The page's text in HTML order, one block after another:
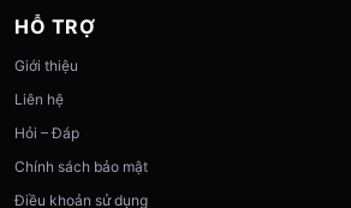
HỖ TRỢ
Giới thiệu
Liên hệ
Hỏi – Đáp
Chính sách bảo mật
Điều khoản sử dụng